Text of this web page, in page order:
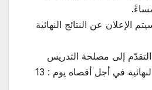
الإعلان عن النتائج النهائية
إلى مصلحة التدريس
بالكلية لإيداع ملفاتهم النهائية في أجل أقصاه يوم : 13